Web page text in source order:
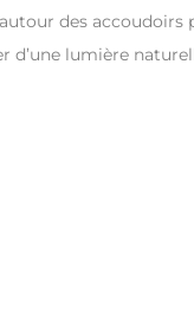
des accoudoirs
lumière